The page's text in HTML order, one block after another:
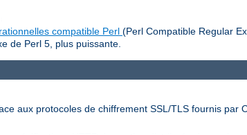
compatible Perl (Perl Compatible Regular
de Perl 5, plus puissante.
aux protocoles de chiffrement SSL/TLS fournis par